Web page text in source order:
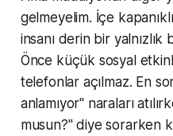
gelmeyelim. İçe
insanı derin bir yalnızlık
Önce küçük sosyal
telefonlar açılmaz. En
anlamıyor" naraları
musun?" diye sorarken